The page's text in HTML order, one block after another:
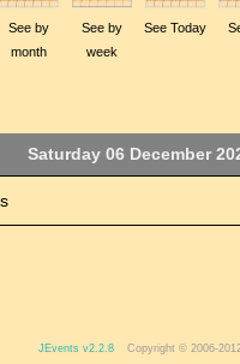
See by
month
See by
week
See Today
Saturday 06 December
JEvents v2.2.8 Copyright © 2006-